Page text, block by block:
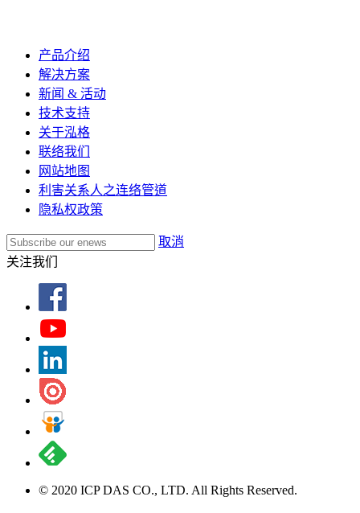
产品介绍
解决方案
新闻 & 活动
技术支持
关于泓格
联络我们
网站地图
利害关系人之连络管道
隐私权政策
取消
关注我们
© 2020 ICP DAS CO., LTD. All Rights Reserved.